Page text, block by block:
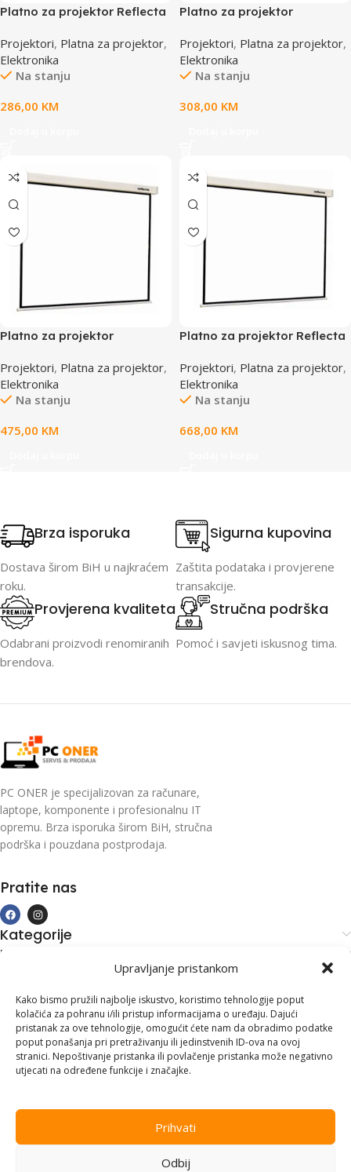
Upravljanje pristankom
Kako bismo pružili najbolje iskustvo, koristimo tehnologije poput
kolačića za pohranu i/ili pristup informacijama o uređaju. Dajući
pristanak za ove tehnologije, omogućit ćete nam da obradimo podatke
poput ponašanja pri pretraživanju ili jedinstvenih ID-ova na ovoj
stranici. Nepoštivanje pristanka ili povlačenje pristanka može negativno
utjecati na određene funkcije i značajke.
Prihvati
Odbij
Platno za projektor Reflecta
200X200cm ,87652
Projektori, Platna za projektor,
Elektronika
Na stanju
286,00 KM
Platno za projektor
200*200cm, Remote
Controlled Automatic, 40677
Projektori, Platna za projektor,
Elektronika
Na stanju
308,00 KM
Platno za projektor
Motorno. 200x200cm,87672
Projektori, Platna za projektor,
Elektronika
Na stanju
475,00 KM
Platno za projektor Reflecta
240x240cm,87673
Projektori, Platna za projektor,
Elektronika
Na stanju
668,00 KM
Brza isporuka
Dostava širom BiH u najkraćem
roku.
Sigurna kupovina
Zaštita podataka i provjerene
transakcije.
Provjerena kvaliteta
Odabrani proizvodi renomiranih
brendova.
Stručna podrška
Pomoć i savjeti iskusnog tima.
PC ONER je specijalizovan za računare,
laptope, komponente i profesionalnu IT
opremu. Brza isporuka širom BiH, stručna
podrška i pouzdana postprodaja.
Pratite nas
Kategorije
Kupovina i podrška
Kontakt informacije
Branilaca Bosne, 75 300 Lukavac
+387 35 555 999
info@pconer.ba